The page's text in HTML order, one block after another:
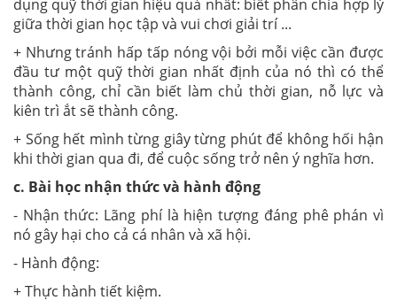
dụng quỹ thời gian hiệu quả nhất: biết phân chia hợp lý
giữa thời gian học tập và vui chơi giải trí ...
+ Nhưng tránh hấp tấp nóng vội bởi mỗi việc cần được
đầu tư một quỹ thời gian nhất định của nó thì có thể
thành công, chỉ cần biết làm chủ thời gian, nỗ lực và
kiên trì ắt sẽ thành công.
+ Sống hết mình từng giây từng phút để không hối hận
khi thời gian qua đi, để cuộc sống trở nên ý nghĩa hơn.
c. Bài học nhận thức và hành động
- Nhận thức: Lãng phí là hiện tượng đáng phê phán vì
nó gây hại cho cả cá nhân và xã hội.
- Hành động:
+ Thực hành tiết kiệm.